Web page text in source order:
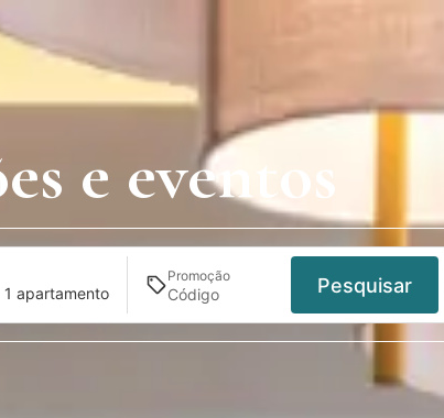
e eventos
1 apartamento
Promoção Pesquisar